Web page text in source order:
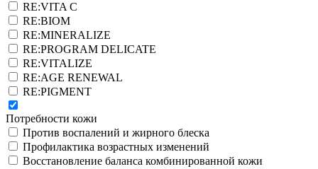
RE:VITA C
RE:BIOM
RE:MINERALIZE
RE:PROGRAM DELICATE
RE:VITALIZE
RE:AGE RENEWAL
RE:PIGMENT
Потребности кожи
Против воспалений и жирного блеска
Профилактика возрастных изменений
Восстановление баланса комбинированной кожи